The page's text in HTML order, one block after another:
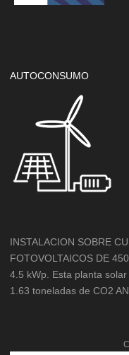
AUTOCONSUMO
INSTALACION SOBRE
FOTOVOLTAICOS DE
4.5 kWp. Esta planta
1.63 toneladas de CO2